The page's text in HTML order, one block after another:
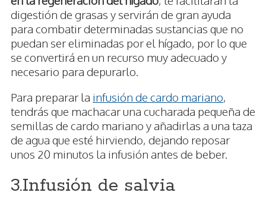
digestión de grasas y servirán de gran ayuda
para combatir determinadas sustancias que no
puedan ser eliminadas por el hígado, por lo que
se convertirá en un recurso muy adecuado y
necesario para depurarlo.
Para preparar la infusión de cardo mariano,
tendrás que machacar una cucharada pequeña de
semillas de cardo mariano y añadirlas a una taza
de agua que esté hirviendo, dejando reposar
unos 20 minutos la infusión antes de beber.
3.Infusión de salvia